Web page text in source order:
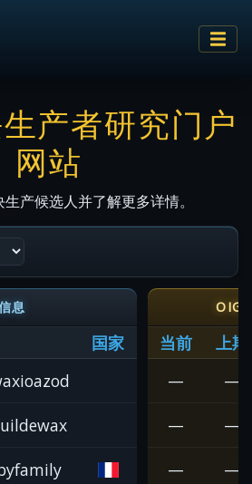
产者研究门户
网站
产候选人并了解更多详情。
息 OIG
国家 当前
上期
— —
— —
— —